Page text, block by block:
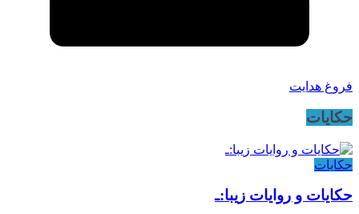
فروغ هدایت
حکایات
حکایات
حکایات و روایات زیبا:ـ